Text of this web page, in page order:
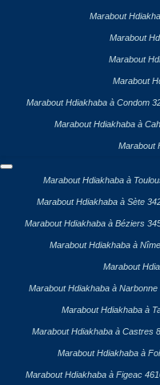
Marabout
Marabout
Marabout
Marabout
Marabout Hdiakhaba à Condom
Marabout Hdiakhaba à
Marabout
Marabout Hdiakhaba à
Marabout Hdiakhaba à Sète
Marabout Hdiakhaba à Béziers
Marabout Hdiakhaba à
Marabout
Marabout Hdiakhaba à Narbonne
Marabout Hdiakhaba à
Marabout Hdiakhaba à Castres
Marabout Hdiakhaba à
Marabout Hdiakhaba à Figeac